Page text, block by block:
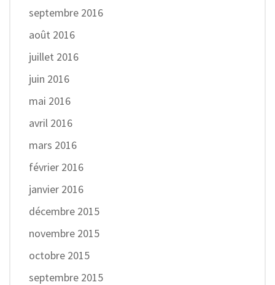
septembre 2016
août 2016
juillet 2016
juin 2016
mai 2016
avril 2016
mars 2016
février 2016
janvier 2016
décembre 2015
novembre 2015
octobre 2015
septembre 2015